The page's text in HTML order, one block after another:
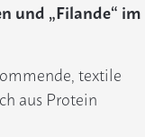
und „Filande“ im
textile
aus Protein